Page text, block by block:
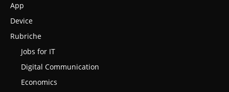
App
Device
Rubriche
Jobs for IT
Digital Communication
Economics